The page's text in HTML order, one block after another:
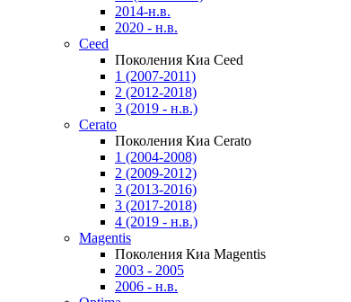
2014-н.в.
2020 - н.в.
Ceed
Поколения Киа Ceed
1 (2007-2011)
2 (2012-2018)
3 (2019 - н.в.)
Cerato
Поколения Киа Cerato
1 (2004-2008)
2 (2009-2012)
3 (2013-2016)
3 (2017-2018)
4 (2019 - н.в.)
Magentis
Поколения Киа Magentis
2003 - 2005
2006 - н.в.